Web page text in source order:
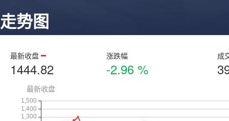
走势图
最新收盘
1444.82
涨跌幅
-2.96 %
成